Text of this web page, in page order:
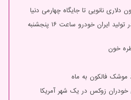
ثبت نام در طرح مشارکت در تولید ایران خودرو ساعت ۱۶ پنجشنبه
خون
موشک فالکون به ماه
زوکس در یک شهر آمریکا